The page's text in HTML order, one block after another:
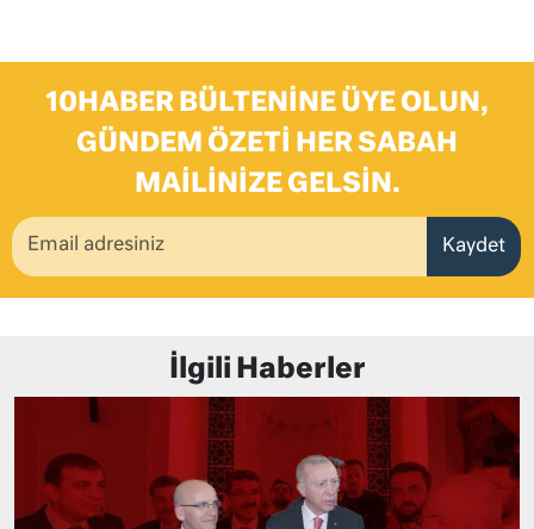
10HABER BÜLTENINE ÜYE OLUN,
GÜNDEM ÖZETI HER SABAH
MAILINIZE GELSIN.
Kaydet
İlgili Haberler